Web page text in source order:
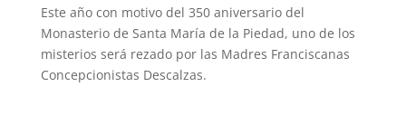
Este año con motivo del 350 aniversario del
Monasterio de Santa María de la Piedad, uno de los
misterios será rezado por las Madres Franciscanas
Concepcionistas Descalzas.